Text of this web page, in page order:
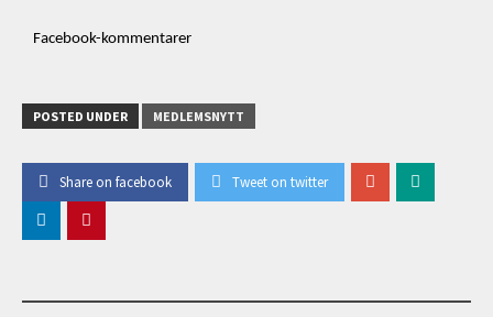
Facebook-kommentarer
POSTED UNDER MEDLEMSNYTT
Share on facebook Tweet on twitter